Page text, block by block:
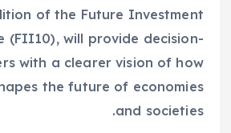
of the Future Investment
(FII10), will provide decision-
with a clearer vision of how
the future of economies
and societies.